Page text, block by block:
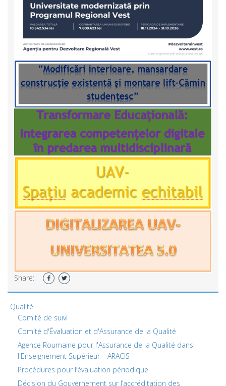
Share:
Qualité
Comité de suivi
Comité d'Évaluation et d'Assurance de la Qualité
Agence Roumaine pour l'Assurance de la Qualité dans
l'Enseignement Supérieur – ARACIS
Procédures pour l’évaluation périodique
Décision du Gouvernement sur l’accréditation des